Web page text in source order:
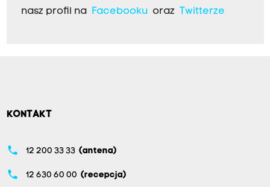
nasz profil na
Facebookuoraz Twitterze
KONTAKT
phone 12 200 33 33 (antena)
phone 12 630 60 00 (recepcja)